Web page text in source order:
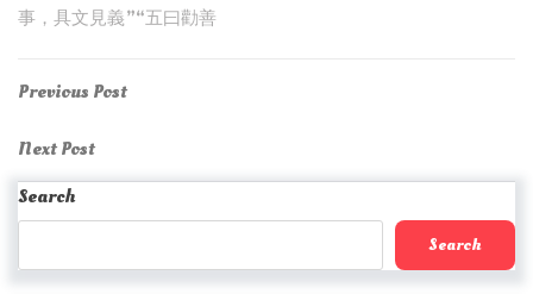
事，具文見義”“五曰勸善
Post
navigation
Previous
Previous Post
Next
Post
Next Post
Search
Search